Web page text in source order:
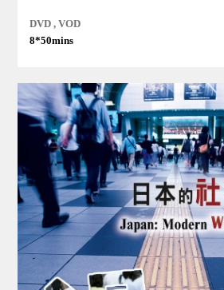
DVD , VOD
8*50mins